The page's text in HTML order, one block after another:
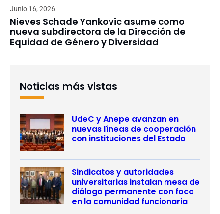
Junio 16, 2026
Nieves Schade Yankovic asume como
nueva subdirectora de la Dirección de
Equidad de Género y Diversidad
Noticias más vistas
UdeC y Anepe avanzan en
nuevas líneas de cooperación
con instituciones del Estado
Sindicatos y autoridades
universitarias instalan mesa de
diálogo permanente con foco
en la comunidad funcionaria